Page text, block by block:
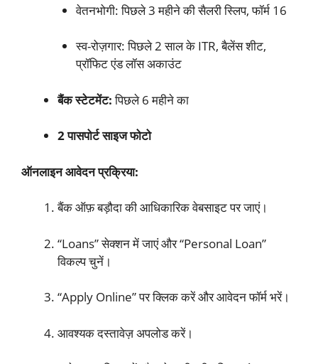
वेतनभोगी: पिछले 3 महीने की सैलरी स्लिप, फॉर्म 16
स्व-रोज़गार: पिछले 2 साल के ITR, बैलेंस शीट,
प्रॉफिट एंड लॉस अकाउंट
बैंक स्टेटमेंट:पिछले 6 महीने का
2 पासपोर्ट साइज फोटो
ऑनलाइन आवेदन प्रक्रिया:
बैंक ऑफ़ बड़ौदा की आधिकारिक वेबसाइट पर जाएं।
“Loans” सेक्शन में जाएं और “Personal Loan”
विकल्प चुनें।
“Apply Online” पर क्लिक करें और आवेदन फॉर्म भरें।
आवश्यक दस्तावेज़ अपलोड करें।